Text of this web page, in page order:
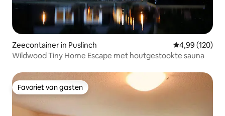
Zeecontainer in Puslinch Gemiddelde
4,99 (120)
Wildwood Tiny Home Escape met houtgestookte sauna
Favoriet van gasten
Favoriet van gasten